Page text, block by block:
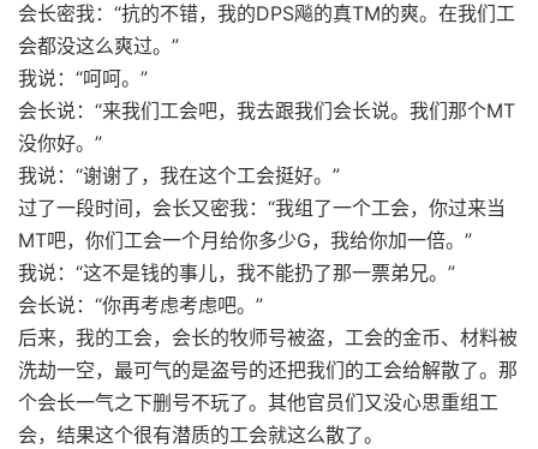
会长密我：“抗的不错，我的DPS飚的真TM的爽。在我们工
会都没这么爽过。”
我说：“呵呵。”
会长说：“来我们工会吧，我去跟我们会长说。我们那个MT
没你好。”
我说：“谢谢了，我在这个工会挺好。”
过了一段时间，会长又密我：“我组了一个工会，你过来当
MT吧，你们工会一个月给你多少G，我给你加一倍。”
我说：“这不是钱的事儿，我不能扔了那一票弟兄。”
会长说：“你再考虑考虑吧。”
后来，我的工会，会长的牧师号被盗，工会的金币、材料被
洗劫一空，最可气的是盗号的还把我们的工会给解散了。那
个会长一气之下删号不玩了。其他官员们又没心思重组工
会，结果这个很有潜质的工会就这么散了。